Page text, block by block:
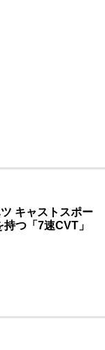
キャストスポー
つ「7速CVT」